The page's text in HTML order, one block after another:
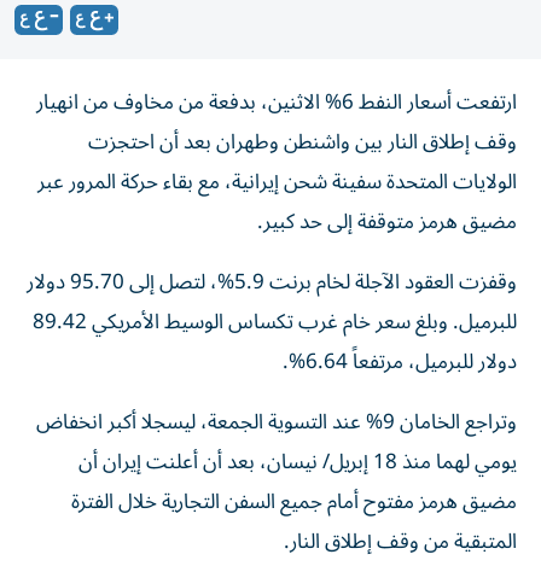
ارتفعت أسعار النفط 6% الاثنين، بدفعة من مخاوف من انهيار
وقف إطلاق النار ‌بين واشنطن وطهران بعد أن احتجزت
الولايات المتحدة سفينة شحن إيرانية، ​مع بقاء حركة المرور عبر
مضيق هرمز متوقفة إلى حد ‌كبير.
وقفزت العقود الآجلة لخام ‌برنت 5.9%، لتصل إلى 95.70 دولار
للبرميل. وبلغ سعر خام غرب تكساس الوسيط الأمريكي 89.42
دولار للبرميل، مرتفعاً 6.64%.
وتراجع الخامان 9% عند التسوية الجمعة، ليسجلا أكبر انخفاض
يومي لهما منذ 18 إبريل/ نيسان، بعد أن أعلنت إيران أن
مضيق هرمز مفتوح أمام جميع السفن التجارية خلال الفترة
المتبقية من وقف إطلاق النار.